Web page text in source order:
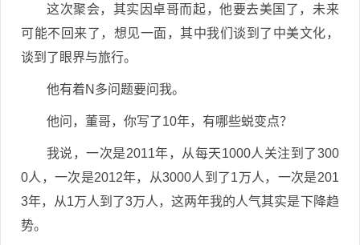
这次聚会，其实因卓哥而起，他要去美国了，未来
可能不回来了，想见一面，其中我们谈到了中美文化，
谈到了眼界与旅行。
他有着N多问题要问我。
他问，董哥，你写了10年，有哪些蜕变点？
我说，一次是2011年，从每天1000人关注到了300
0人，一次是2012年，从3000人到了1万人，一次是201
3年，从1万人到了3万人，这两年我的人气其实是下降趋
势。